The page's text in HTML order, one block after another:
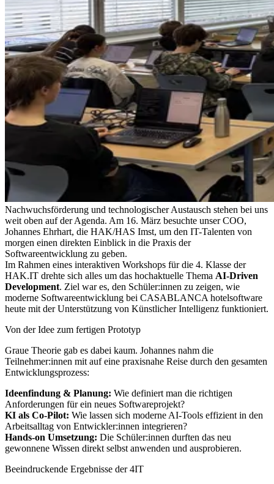
Nachwuchsförderung und technologischer Austausch stehen bei uns
weit oben auf der Agenda. Am 16. März besuchte unser COO,
Johannes Ehrhart, die HAK/HAS Imst, um den IT-Talenten von
morgen einen direkten Einblick in die Praxis der
Softwareentwicklung zu geben.
Im Rahmen eines interaktiven Workshops für die 4. Klasse der
HAK.IT drehte sich alles um das hochaktuelle Thema AI-Driven
Development. Ziel war es, den Schüler:innen zu zeigen, wie
moderne Softwareentwicklung bei CASABLANCA hotelsoftware
heute mit der Unterstützung von Künstlicher Intelligenz funktioniert.
Von der Idee zum fertigen Prototyp
Graue Theorie gab es dabei kaum. Johannes nahm die
Teilnehmer:innen mit auf eine praxisnahe Reise durch den gesamten
Entwicklungsprozess:
Ideenfindung & Planung: Wie definiert man die richtigen
Anforderungen für ein neues Softwareprojekt?
KI als Co-Pilot: Wie lassen sich moderne AI-Tools effizient in den
Arbeitsalltag von Entwickler:innen integrieren?
Hands-on Umsetzung: Die Schüler:innen durften das neu
gewonnene Wissen direkt selbst anwenden und ausprobieren.
Beeindruckende Ergebnisse der 4IT